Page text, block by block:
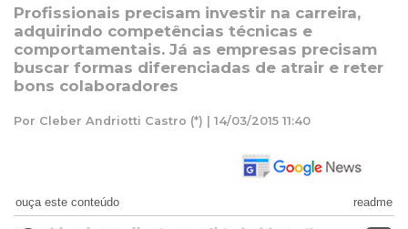
Profissionais precisam investir na carreira,
adquirindo competências técnicas e
comportamentais. Já as empresas precisam
buscar formas diferenciadas de atrair e reter
bons colaboradores
Por Cleber Andriotti Castro (*) | 14/03/2015 11:40
ouça este conteúdo readme